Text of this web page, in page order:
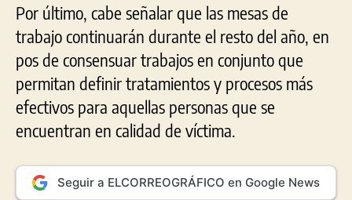
Por último, cabe señalar que las mesas de
trabajo continuarán durante el resto del año, en
pos de consensuar trabajos en conjunto que
permitan definir tratamientos y procesos más
efectivos para aquellas personas que se
encuentran en calidad de víctima.
Seguir a ELCORREOGRÁFICO en Google News